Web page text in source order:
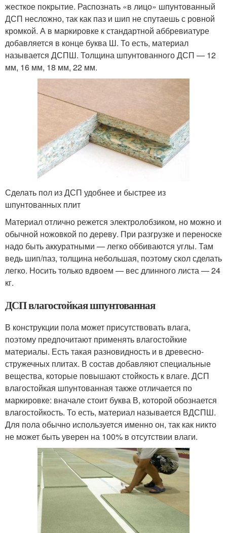
жесткое покрытие. Распознать «в лицо» шпунтованный
ДСП несложно, так как паз и шип не спутаешь с ровной
кромкой. А в маркировке к стандартной аббревиатуре
добавляется в конце буква Ш. То есть, материал
называется ДСПШ. Толщина шпунтованного ДСП — 12
мм, 16 мм, 18 мм, 22 мм.
Сделать пол из ДСП удобнее и быстрее из
шпунтованных плит
Материал отлично режется электролобзиком, но можно и
обычной ножовкой по дереву. При разгрузке и переноске
надо быть аккуратными — легко оббиваются углы. Там
ведь шип/паз, толщина небольшая, поэтому скол сделать
легко. Носить только вдвоем — вес длинного листа — 24
кг.
ДСП влагостойкая шпунтованная
В конструкции пола может присутствовать влага,
поэтому предпочитают применять влагостойкие
материалы. Есть такая разновидность и в древесно-
стружечных плитах. В состав добавляют специальные
вещества, которые повышают стойкость к влаге. ДСП
влагостойкая шпунтованная также отличается по
маркировке: вначале стоит буква В, которой обознается
влагостойкость. То есть, материал называется ВДСПШ.
Для пола обычно используется именно он, так как никто
не может быть уверен на 100% в отсутствии влаги.